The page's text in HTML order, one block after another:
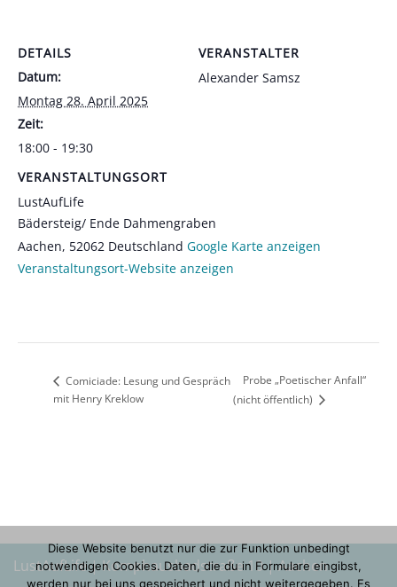
DETAILS
Datum:
Montag 28. April 2025
Zeit:
18:00 - 19:30
VERANSTALTUNGSORT
LustAufLife
Bädersteig/ Ende Dahmengraben
Aachen, 52062 Deutschland Google Karte anzeigen
Veranstaltungsort-Website anzeigen
VERANSTALTER
Alexander Samsz
Comiciade: Lesung und Gespräch
mit Henry Kreklow
Probe „Poetischer Anfall“
(nicht öffentlich)
LustAufLife | Komphausbadstraße 10 | Aachen
Diese Website benutzt nur die zur Funktion unbedingt
notwendigen Cookies. Daten, die du in Formulare eingibst,
werden nur bei uns gespeichert und nicht weitergegeben. Es